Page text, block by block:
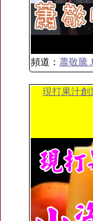
頻道： 蕭敬騰
現打果汁創